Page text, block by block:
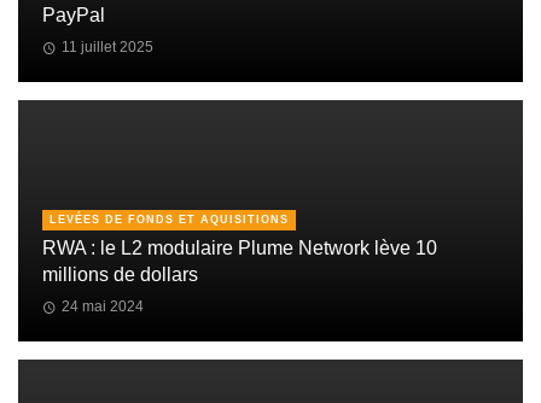
PayPal
11 juillet 2025
LEVÉES DE FONDS ET AQUISITIONS
RWA : le L2 modulaire Plume Network lève 10
millions de dollars
24 mai 2024